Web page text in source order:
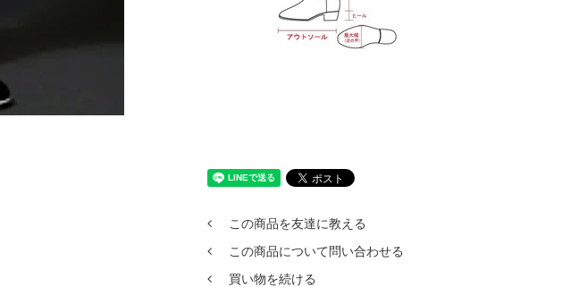
この商品を友達に教える
この商品について問い合わせる
買い物を続ける